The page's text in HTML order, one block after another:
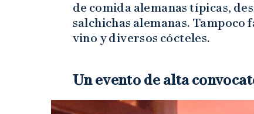
de comida alemanas típicas,
salchichas alemanas.
vino y diversos cócteles.
Un evento de alta